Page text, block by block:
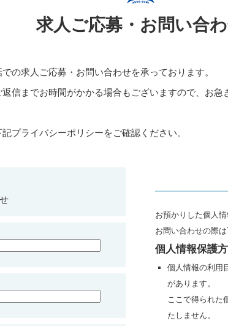
求人ご応募・お問い合
の求人ご応募・お問い合わせを承っております。
信までお時間がかかる場合もございますので、お
プライバシーポリシーをご確認ください。
お預かりした個人
お問い合わせの際
個人情報保護
個人情報の利用
があります。
ここで得られた
たしません。